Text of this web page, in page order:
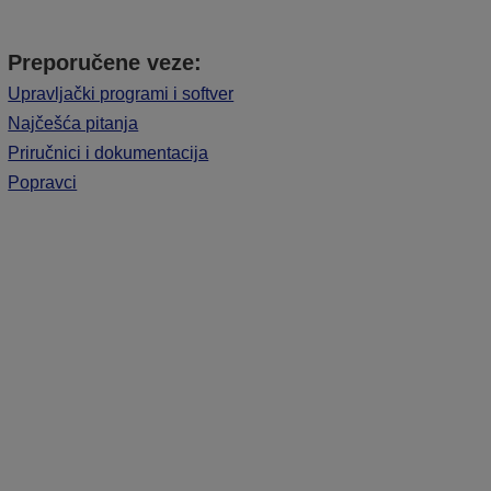
Preporučene veze:
Upravljački programi i softver
Najčešća pitanja
Priručnici i dokumentacija
Popravci